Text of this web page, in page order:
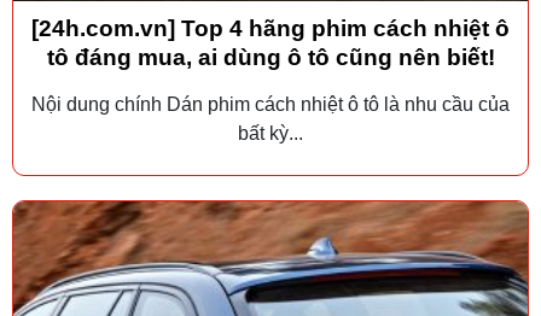
[24h.com.vn] Top 4 hãng phim cách nhiệt ô
tô đáng mua, ai dùng ô tô cũng nên biết!
Nội dung chính Dán phim cách nhiệt ô tô là nhu cầu của
bất kỳ...